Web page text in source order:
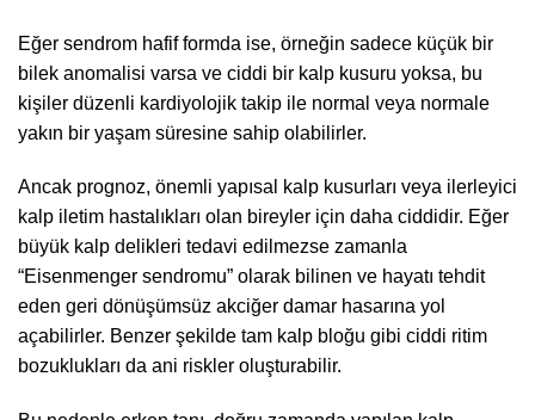
Eğer sendrom hafif formda ise, örneğin sadece küçük bir
bilek anomalisi varsa ve ciddi bir kalp kusuru yoksa, bu
kişiler düzenli kardiyolojik takip ile normal veya normale
yakın bir yaşam süresine sahip olabilirler.
Ancak prognoz, önemli yapısal kalp kusurları veya ilerleyici
kalp iletim hastalıkları olan bireyler için daha ciddidir. Eğer
büyük kalp delikleri tedavi edilmezse zamanla
“Eisenmenger sendromu” olarak bilinen ve hayatı tehdit
eden geri dönüşümsüz akciğer damar hasarına yol
açabilirler. Benzer şekilde tam kalp bloğu gibi ciddi ritim
bozuklukları da ani riskler oluşturabilir.